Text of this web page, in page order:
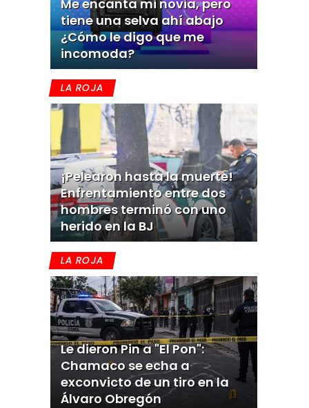
Me encanta mi novia, pero
tiene una selva ahí abajo
¿Cómo le digo que me
incomoda?
LA ROJA
¡Pelearon hasta la muerte!
Enfrentamiento entre dos
hombres terminó con uno
herido en la BJ
LA ROJA
Le dieron Pin a "El Pon":
Chamaco se echa a
exconvicto de un tiro en la
Álvaro Obregón